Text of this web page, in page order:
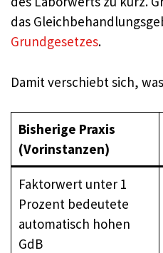
das
Grundgesetzes.
Damit verschiebt sich,
Bisherige Praxis
(Vorinstanzen)
Faktorwert unter 1
Prozent bedeutete
automatisch hohen
GdB